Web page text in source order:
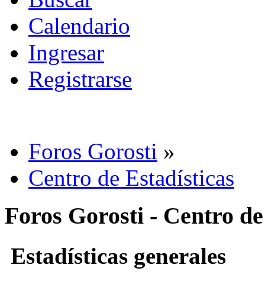
Calendario
Ingresar
Registrarse
Foros Gorosti »
Centro de Estadísticas
Foros Gorosti - Centro
Estadísticas generales